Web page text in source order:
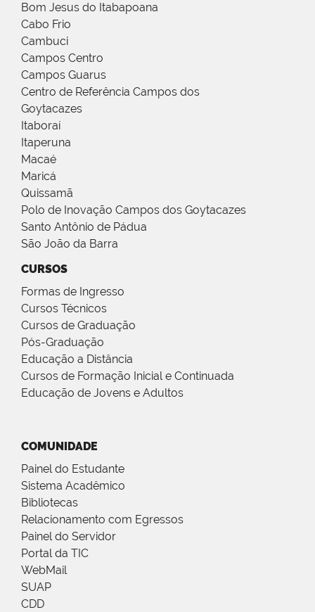
Bom Jesus do Itabapoana
Cabo Frio
Cambuci
Campos Centro
Campos Guarus
Centro de Referência Campos dos
Goytacazes
Itaboraí
Itaperuna
Macaé
Maricá
Quissamã
Polo de Inovação Campos dos Goytacazes
Santo Antônio de Pádua
São João da Barra
CURSOS
Formas de Ingresso
Cursos Técnicos
Cursos de Graduação
Pós-Graduação
Educação a Distância
Cursos de Formação Inicial e Continuada
Educação de Jovens e Adultos
COMUNIDADE
Painel do Estudante
Sistema Acadêmico
Bibliotecas
Relacionamento com Egressos
Painel do Servidor
Portal da TIC
WebMail
SUAP
CDD